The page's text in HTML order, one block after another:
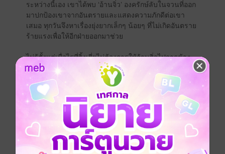
ระหว่างนี้เอง เขาได้พบ ‘อ้านจิ่ว’ องครักษ์ลับในจวนที่ออก
มาปกป้องเขาจากอันตรายและแสดงความภักดีต่อเขา
เสมอ ทุกวันจึงหาเรื่องยุ่งยากเล็กๆ น้อยๆ ที่ไม่เกิดอันตราย
ร้ายแรงเพื่อให้อีกฝ่ายออกมาช่วย
ไม่รู้ตั้งแต่เมื่อไรที่จิ้งเยี่ยไม่ต้องการให้อ้านจิ่วไปจากข้าง
กายตน ถึงขั้นอยากครอบครองอีกฝ่ายเป็นของตัวเอง
แต่แล้วเขาพลันค้นพบความลับบางอย่างของเจ้าตัวที่ทำให้
ชีวิตของเขาเปลี่ยนไปตลอดกาล...
คำเตือน : นิยายเรื่องนี้เป็นแนวผู้ชายท้องได้ (mpreg)